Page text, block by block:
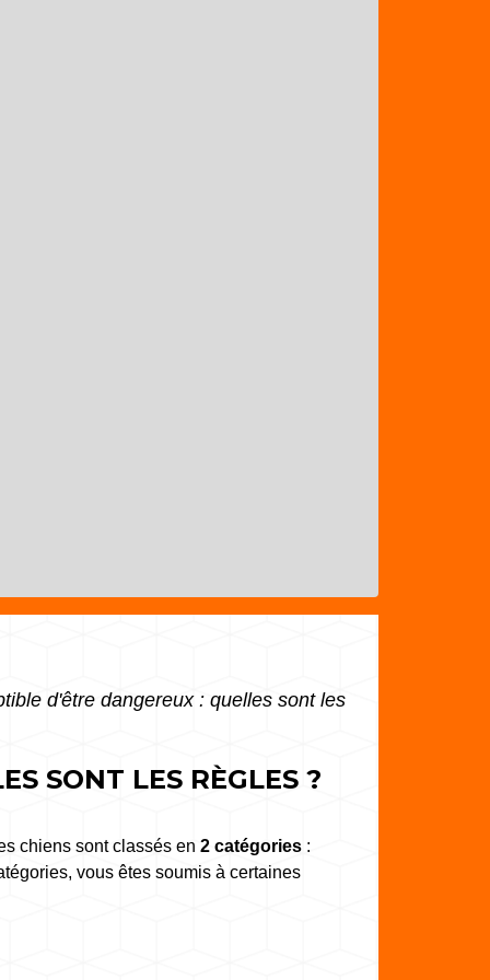
d'être dangereux : quelles sont les
SONT LES RÈGLES ?
chiens sont classés en 2 catégories :
vous êtes soumis à certaines